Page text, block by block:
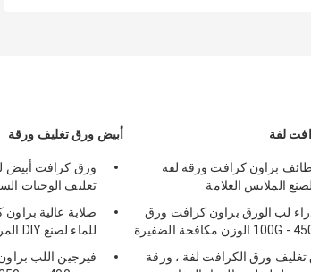
أبيض ورق تغليف ورقة
تغليف الوجبات
صلابة عالية
للماء لصنع DIY المرجعية
فيرجين اللب
لفة
براون كرافت ورقة لفة
لب الورق براون كرافت ورق
ورق الكرافت لفة ، ورقة